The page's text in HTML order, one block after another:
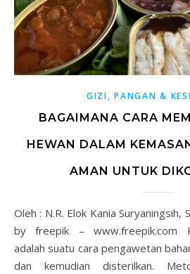
GIZI, PANGAN &
BAGAIMANA CARA
HEWAN DALAM
AMAN UNTUK
Oleh : N.R. Elok Kania Suryaningsih, S.Si Food photo created
by freepik – www.freepik.com
adalah suatu cara pengawetan
dan kemudian disterilkan.